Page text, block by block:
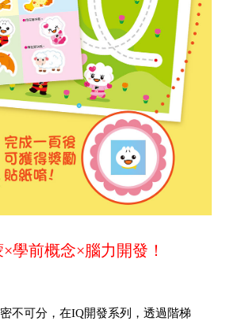
學前概念×腦力開發！
不可分，在IQ開發系列，透過階梯